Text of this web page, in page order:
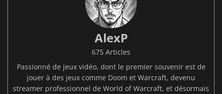
AlexP
675 Articles
Passionné de jeux vidéo, dont le premier souvenir est de
jouer à des jeux comme Doom et Warcraft, devenu
streamer professionnel de World of Warcraft, et désormais